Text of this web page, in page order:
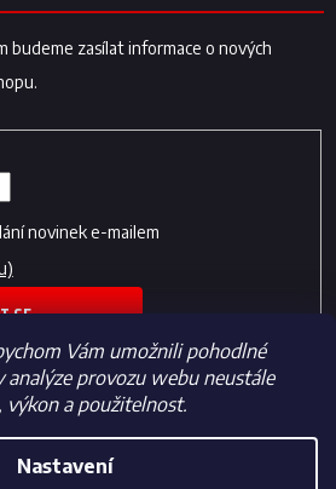
Vám umožnili pohodlné
provozu webu neustále
výkon a použitelnost.
Nastavení
budeme zasílat informace o nových
novinek e-mailem
SE
Vytvořil Shoptet